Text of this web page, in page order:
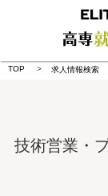
TOP 求人情報検索
技術営業・